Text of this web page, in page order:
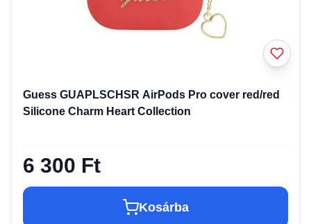
Guess GUAPLSCHSR AirPods Pro cover red/red
Silicone Charm Heart Collection
6 300 Ft
Kosárba